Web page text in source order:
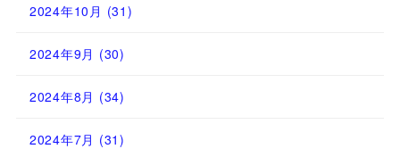
2024年10月 (31)
2024年9月 (30)
2024年8月 (34)
2024年7月 (31)